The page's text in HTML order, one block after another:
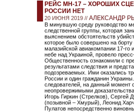
РЕЙС МН-17 – ХОРОШИХ
РОССИИ НЕТ
20 ИЮНЯ 2019 // АЛЕКСАНДР
В минувшую среду руководство
следственной группы, которая
выяснением обстоятельств
которое было совершено на
малазийской авиакомпании 17-го
небе над Украиной, провело
Общественность ознакомили с
результатами следствия и
подозреваемых. Ими оказались
России и один гражданин
следователей, на данный момент
неопровержимыми
Игорь Гиркин (Стрелков), Сергей
(позывной – Хмурый), Леонид
Пулатов непосредственно